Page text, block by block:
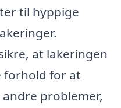
til hyppige
at lakeringen
forhold for at
problemer,